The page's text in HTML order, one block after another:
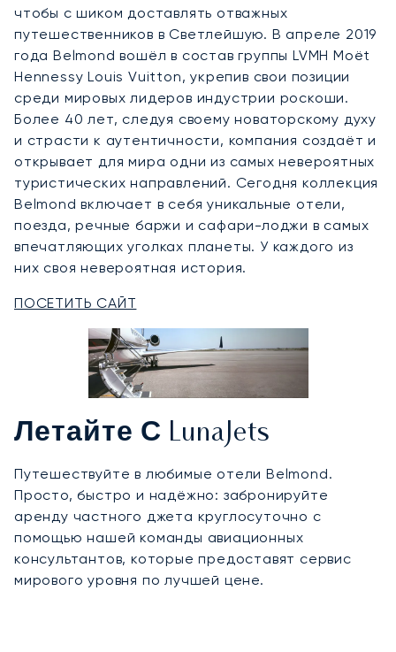
чтобы с шиком доставлять отважных
путешественников в Светлейшую. В апреле 2019
года Belmond вошёл в состав группы LVMH Moët
Hennessy Louis Vuitton, укрепив свои позиции
среди мировых лидеров индустрии роскоши.
Более 40 лет, следуя своему новаторскому духу
и страсти к аутентичности, компания создаёт и
открывает для мира одни из самых невероятных
туристических направлений. Сегодня коллекция
Belmond включает в себя уникальные отели,
поезда, речные баржи и сафари-лоджи в самых
впечатляющих уголках планеты. У каждого из
них своя невероятная история.
ПОСЕТИТЬ САЙТ
Летайте С LunaJets
Путешествуйте в любимые отели Belmond.
Просто, быстро и надёжно: забронируйте
аренду частного джета круглосуточно с
помощью нашей команды авиационных
консультантов, которые предоставят сервис
мирового уровня по лучшей цене.